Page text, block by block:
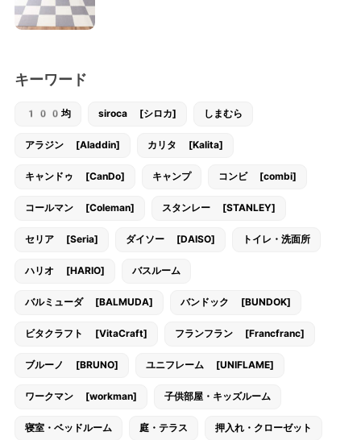
キーワード
100均 siroca [シロカ] しまむら
アラジン [Aladdin] カリタ [Kalita]
キャンドゥ [CanDo] キャンプ コンビ [combi]
コールマン [Coleman] スタンレー [STANLEY]
セリア [Seria] ダイソー [DAISO] トイレ・洗面所
ハリオ [HARIO] バスルーム
バルミューダ [BALMUDA] バンドック [BUNDOK]
ビタクラフト [VitaCraft] フランフラン [Francfranc]
ブルーノ [BRUNO] ユニフレーム [UNIFLAME]
ワークマン [workman] 子供部屋・キッズルーム
寝室・ベッドルーム 庭・テラス 押入れ・クローゼット